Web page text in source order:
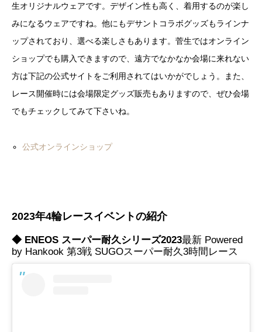
生オリジナルウェアです。デザイン性も高く、着用するのが楽し
みになるウェアですね。他にもデサントコラボグッズもラインナ
ップされており、選べる楽しさもあります。菅生ではオンライン
ショップでも購入できますので、遠方でなかなか会場に来れない
方は下記の公式サイトをご利用されてはいかがでしょう。また、
レース開催時には会場限定グッズ販売もありますので、ぜひ会場
でもチェックしてみて下さいね。
公式オンラインショップ
2023年4輪レースイベントの紹介
◆ ENEOS スーパー耐久シリーズ2023最新 Powered
by Hankook 第3戦 SUGOスーパー耐久3時間レース